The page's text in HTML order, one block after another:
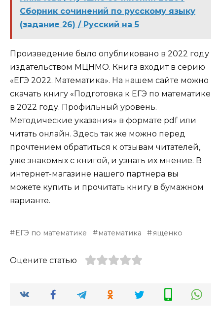
Сборник сочинений по русскому языку
(задание 26) / Русский на 5
Произведение было опубликовано в 2022 году
издательством МЦНМО. Книга входит в серию
«ЕГЭ 2022. Математика». На нашем сайте можно
скачать книгу «Подготовка к ЕГЭ по математике
в 2022 году. Профильный уровень.
Методические указания» в формате pdf или
читать онлайн. Здесь так же можно перед
прочтением обратиться к отзывам читателей,
уже знакомых с книгой, и узнать их мнение. В
интернет-магазине нашего партнера вы
можете купить и прочитать книгу в бумажном
варианте.
ЕГЭ по математике математика ященко
Оцените статью